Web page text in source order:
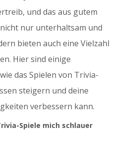
und das aus gutem
nur unterhaltsam und
bieten auch eine Vielzahl
Hier sind einige
das Spielen von Trivia-
steigern und deine
verbessern kann.
Spiele mich schlauer